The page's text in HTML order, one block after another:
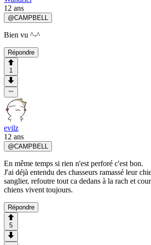
12 ans
@CAMPBELL
Bien vu ^-^
Répondre
1
evilz
12 ans
@CAMPBELL
En même temps si rien n'est perforé c'est bon.
J'ai déjà entendu des chasseurs ramassé leur
sanglier, refoutre tout ca dedans à la rach et
chiens vivent toujours.
Répondre
5